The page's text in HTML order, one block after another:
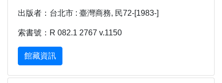
出版者：台北市 : 臺灣商務, 民72-[1983-]
索書號：R 082.1 2767 v.1150
館藏資訊